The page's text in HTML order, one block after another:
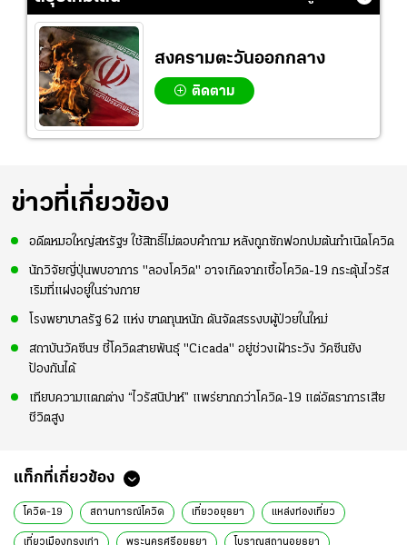
สงครามตะวันออกกลาง
ติดตาม
ข่าวที่เกี่ยวข้อง
อดีตหมอใหญ่สหรัฐฯ ใช้สิทธิ์ไม่ตอบคำถาม หลังถูกซักฟอกปมต้นกำเนิดโควิด
นักวิจัยญี่ปุ่นพบอาการ "ลองโควิด" อาจเกิดจากเชื้อโควิด-19 กระตุ้นไวรัส
เริมที่แฝงอยู่ในร่างกาย
โรงพยาบาลรัฐ 62 แห่ง ขาดทุนหนัก ดันจัดสรรงบผู้ป่วยในใหม่
สถาบันวัคซีนฯ ชี้โควิดสายพันธุ์ "Cicada" อยู่ช่วงเฝ้าระวัง วัคซีนยัง
ป้องกันได้
เทียบความแตกต่าง “ไวรัสนิปาห์” แพร่ยากกว่าโควิด-19 แต่อัตราการเสีย
ชีวิตสูง
แท็กที่เกี่ยวข้อง
โควิด-19 สถานการณ์โควิด เที่ยวอยุธยา แหล่งท่องเที่ยว
เที่ยวเมืองกรุงเก่า พระนครศรีอยุธยา โบราณสถานอยุธยา